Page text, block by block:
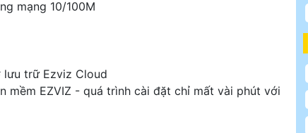
mạng 10/100M
lưu trữ Ezviz Cloud
EZVIZ - quá trình cài đặt chỉ mất vài phút với